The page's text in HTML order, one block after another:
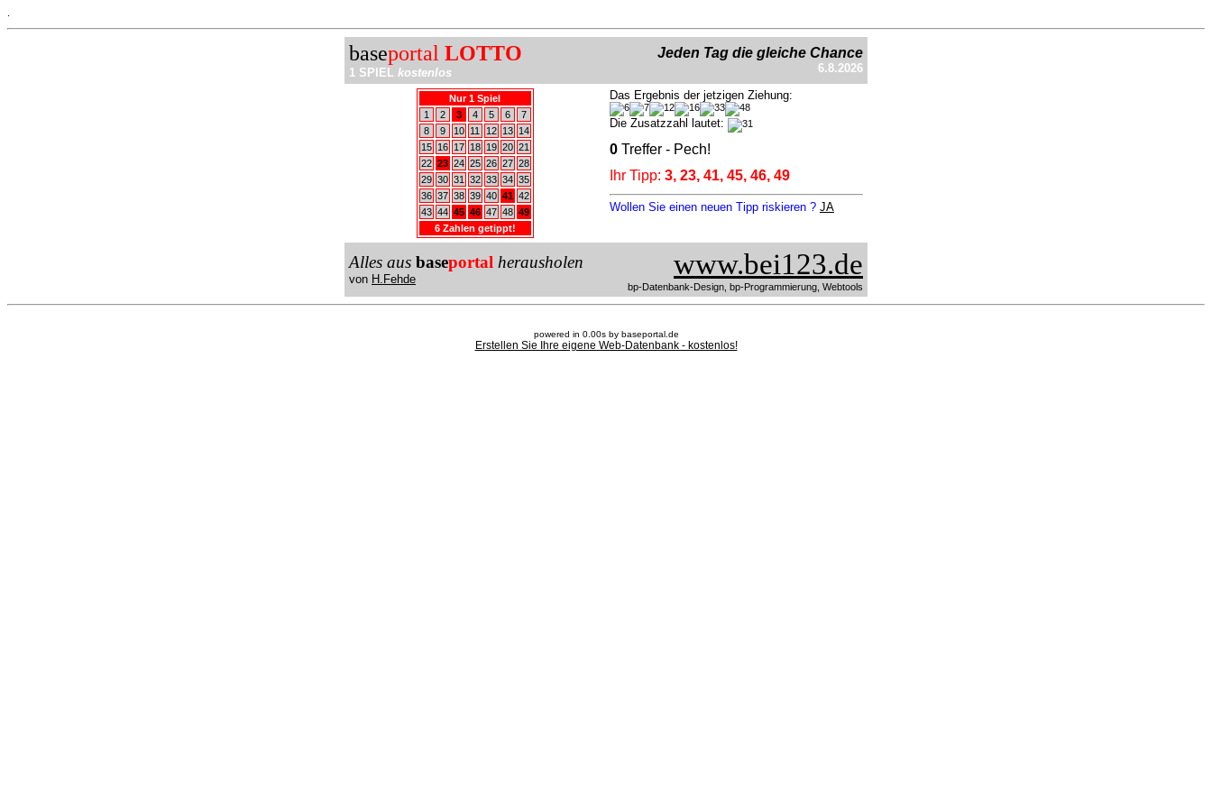
baseportal LOTTO
1 SPIEL kostenlos
Jeden Tag die gleiche Chance
6.8.2026
Nur 1 Spiel
1
2 3 4 5 6
7
8
9 10 11 12 13
14
15
16 17 18 19 20 21
22 23 24 25 26 27 28
29 30 31 32 33 34 35
36 37 38 39 40 41 42
43 44 45 46 47 48 49
6 Zahlen getippt!
Das Ergebnis der jetzigen Ziehung:
Die Zusatzzahl lautet:
0 Treffer - Pech!
Ihr Tipp: 3, 23, 41, 45, 46, 49
Wollen Sie einen neuen Tipp riskieren ? JA
Alles aus baseportal herausholen
von H.Fehde www.bei123.de
bp-Datenbank-Design, bp-Programmierung, Webtools
powered in 0.00s by baseportal.de
Erstellen Sie Ihre eigene Web-Datenbank - kostenlos!